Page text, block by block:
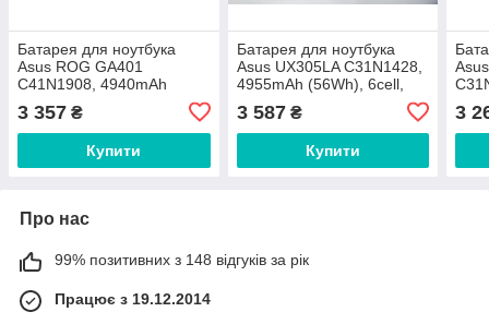
Батарея для ноутбука
Asus ROG GA401
C41N1908, 4940mAh
(76Wh), 4cell, 15.4V, Li-Pol,
чорна
3 357 ₴
Купити
Батарея для ноутбука
Asus UX305LA C31N1428,
4955mAh (56Wh), 6cell,
ОРИГІНАЛЬНА
3 587₴
Купити
Pol,
3
Про нас
99% позитивних з 148 відгуків за рік
Працює з 19.12.2014